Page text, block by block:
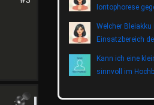
Iontophorese
Welcher
Einsatzbereich
Kann ich eine
sinnvoll im